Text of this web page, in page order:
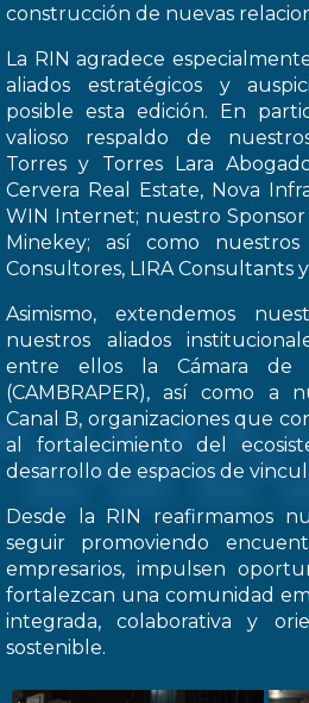
construcción de nuevas
La RIN agradece
aliados estratégicos y
posible esta edición. En
valioso respaldo de
Torres y Torres Lara
Cervera Real Estate, Nova
WIN Internet; nuestro
Minekey; así como nuestros
Consultores, LIRA Consultants
Asimismo, extendemos
nuestros aliados
entre ellos la Cámara de
(CAMBRAPER), así como a
Canal B, organizaciones que
al fortalecimiento del
desarrollo de espacios de
Desde la RIN reafirmamos
seguir promoviendo
empresarios, impulsen
fortalezcan una comunidad
integrada, colaborativa y
sostenible.